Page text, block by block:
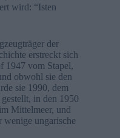
wird: “Isten
der
erstreckt sich
1947 vom Stapel,
obwohl sie den
sie 1990, dem
in den 1950
Mittelmeer, und
wenige ungarische